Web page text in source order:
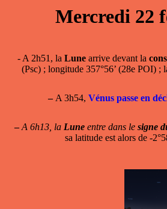
Mercredi 22
- A 2h51, la Lune arrive devant la
(Psc) ; longitude 357°56’ (28e POI) ;
–A 3h54, Vénus passe en
– A 6h13, la Lune entre dans le signe
sa latitude est alors de -